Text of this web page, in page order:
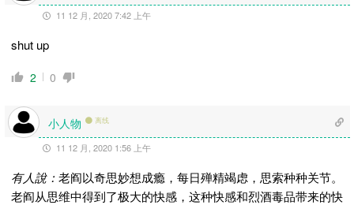
11 12 月, 2020 7:42 上午
shut up
2 0
小人物 离线
11 12 月, 2020 1:56 上午
有人說：老阎以奇思妙想成瘾，每日殚精竭虑，思索种种关节。
老阎从思维中得到了极大的快感，这种快感和烈酒毒品带来的快